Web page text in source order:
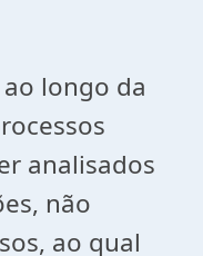
longo da
analisados
não
ao qual